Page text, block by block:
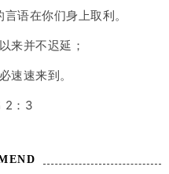
语在你们身上取利。
来并不迟延；
速速来到。
2： 3